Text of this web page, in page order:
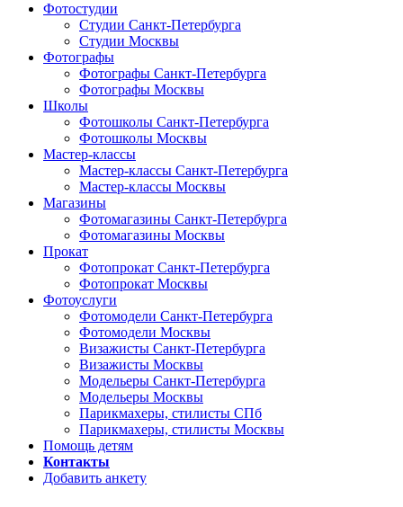
Фотостудии
Студии Санкт-Петербурга
Студии Москвы
Фотографы
Фотографы Санкт-Петербурга
Фотографы Москвы
Школы
Фотошколы Санкт-Петербурга
Фотошколы Москвы
Мастер-классы
Мастер-классы Санкт-Петербурга
Мастер-классы Москвы
Магазины
Фотомагазины Санкт-Петербурга
Фотомагазины Москвы
Прокат
Фотопрокат Санкт-Петербурга
Фотопрокат Москвы
Фотоуслуги
Фотомодели Санкт-Петербурга
Фотомодели Москвы
Визажисты Санкт-Петербурга
Визажисты Москвы
Модельеры Санкт-Петербурга
Модельеры Москвы
Парикмахеры, стилисты СПб
Парикмахеры, стилисты Москвы
Помощь детям
Контакты
Добавить анкету